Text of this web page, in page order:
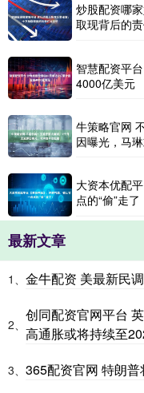
炒股配资哪
取现背后的
智慧配资平
4000亿美元
牛策略官网
因曝光，马
大资本优配
点的“偷”走了
最新文章
1、 金牛配资 美最新民
2、
创同配资官网平台
高通胀或将持续至
3、 365配资官网 特朗普